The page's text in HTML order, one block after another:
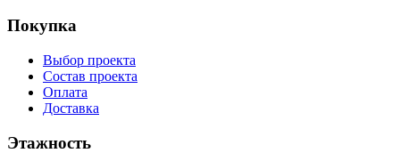
Покупка
Выбор проекта
Состав проекта
Оплата
Доставка
Этажность